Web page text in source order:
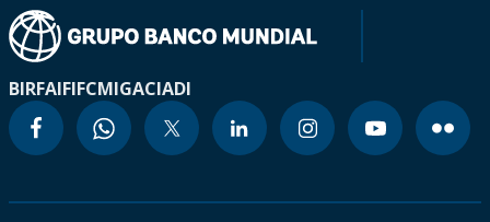
BIRFAIFIFCMIGACIADI